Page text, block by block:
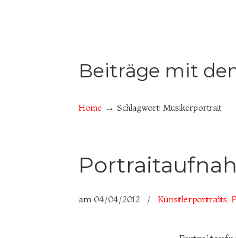
Beiträge mit
Home → Schlagwort: Musikerportrait
am 04/04/2012 / Künstlerportraits,